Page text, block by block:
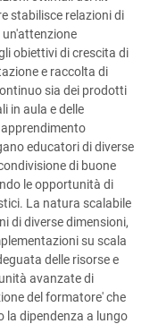
stabilisce relazioni di
obiettivi di crescita di
e raccolta di
sia dei prodotti
in aula e delle
educatori di diverse
di buone
le opportunità di
La natura scalabile
di diverse dimensioni,
su scala
delle risorse e
avanzate di
del formatore' che
la dipendenza a lungo